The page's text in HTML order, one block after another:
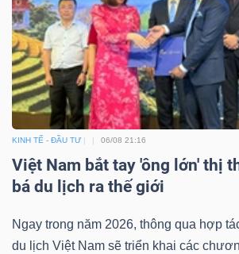
KINH TẾ - ĐẦU TƯ 06/08 21:16
Việt Nam bắt tay 'ông lớn' thị
bá du lịch ra thế giới
Ngay trong năm 2026, thông qua hợp
du lịch Việt Nam sẽ triển khai các